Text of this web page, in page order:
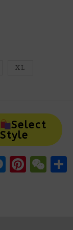
XL
時尚綁帶上
Select
Style